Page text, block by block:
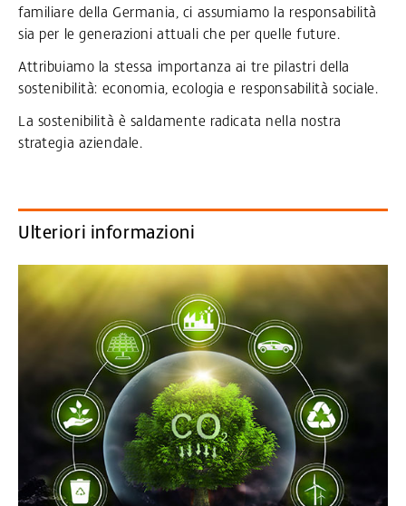
familiare della Germania, ci assumiamo la responsabilità
sia per le generazioni attuali che per quelle future.
Attribuiamo la stessa importanza ai tre pilastri della
sostenibilità: economia, ecologia e responsabilità sociale.
La sostenibilità è saldamente radicata nella nostra
strategia aziendale.
Ulteriori informazioni